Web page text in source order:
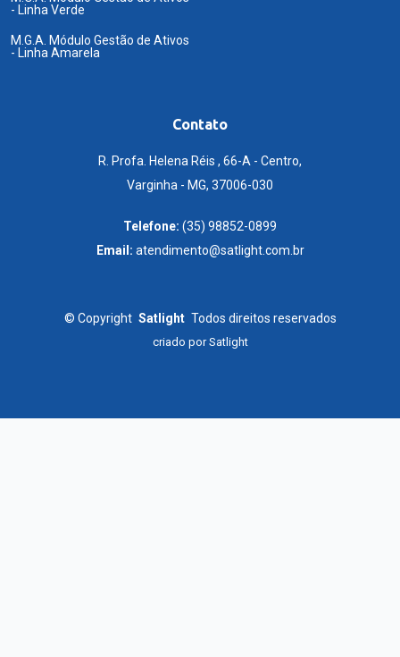
- Linha Verde
M.G.A. Módulo Gestão de Ativos
- Linha Amarela
Contato
R. Profa. Helena Réis , 66-A - Centro,
Varginha - MG, 37006-030
Telefone: (35) 98852-0899
Email: atendimento@satlight.com.br
© Copyright Satlight Todos direitos reservados
criado porSatlight